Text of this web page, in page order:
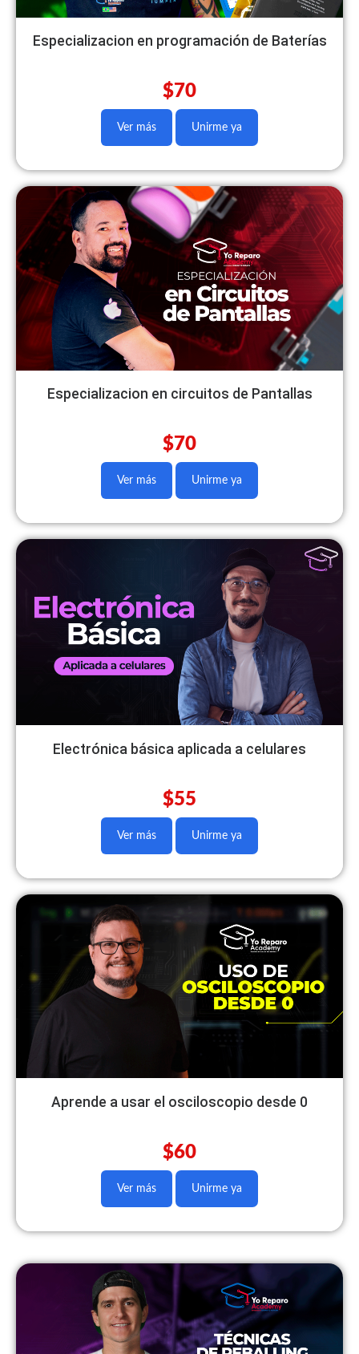
Especializacion en programación de Baterías
$70
Ver más Unirme ya
Especializacion en circuitos de Pantallas
$70
Ver más Unirme ya
Electrónica básica aplicada a celulares
$55
Ver más Unirme ya
Aprende a usar el osciloscopio desde 0
$60
Ver más Unirme ya